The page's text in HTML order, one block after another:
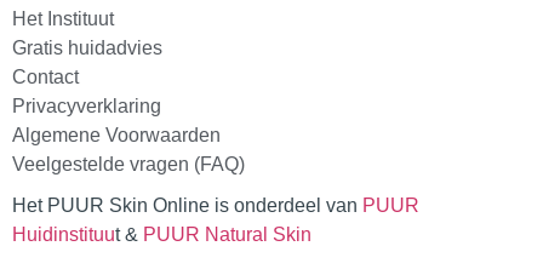
Het Instituut
Gratis huidadvies
Contact
Privacyverklaring
Algemene Voorwaarden
Veelgestelde vragen (FAQ)
Het PUUR Skin Online is onderdeel van PUUR
Huidinstituut & PUUR Natural Skin